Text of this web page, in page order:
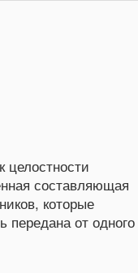
целостности
составляющая
которые
от одного